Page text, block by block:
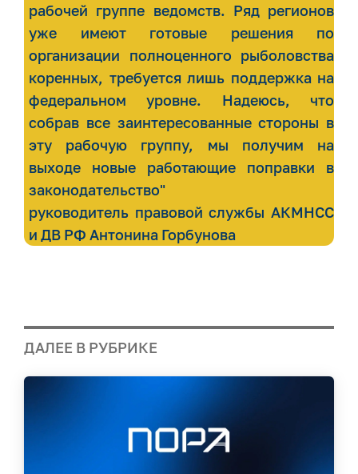
рабочей группе ведомств. Ряд регионов
уже имеют готовые решения по
организации полноценного рыболовства
коренных, требуется лишь поддержка на
федеральном уровне. Надеюсь, что
собрав все заинтересованные стороны в
эту рабочую группу, мы получим на
выходе новые работающие поправки в
законодательство"
руководитель правовой службы АКМНСС
и ДВ РФ Антонина Горбунова
ДАЛЕЕ В РУБРИКЕ